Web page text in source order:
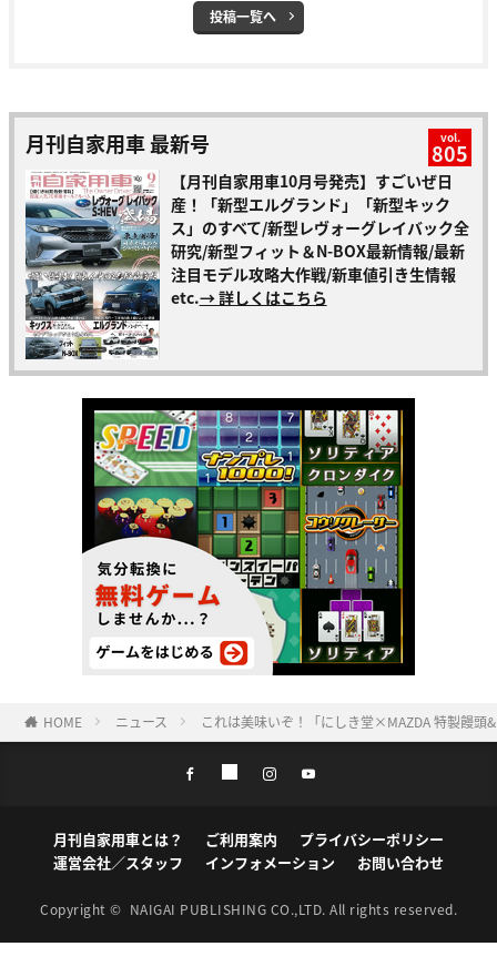
投稿一覧へ
月刊自家用車 最新号 vol.
805
【月刊自家用車10月号発売】すごいぜ日
産！「新型エルグランド」「新型キック
ス」のすべて/新型レヴォーグレイバック全
研究/新型フィット＆N-BOX最新情報/最新
注目モデル攻略大作戦/新車値引き生情報
etc.→ 詳しくはこちら
HOME ニュース これは美味いぞ！「にしき堂×MAZDA 特製饅頭
月刊自家用車とは？ ご利用案内
プライバシーポリシー
運営会社／スタッフ
インフォメーション お問い合わせ
Copyright © NAIGAI PUBLISHING CO.,LTD. All rights reserved.